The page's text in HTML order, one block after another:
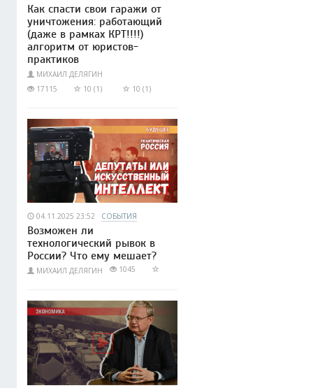
Как спасти свои гаражи от
уничтожения: работающий
(даже в рамках КРТ!!!!)
алгоритм от юристов-
практиков
МИХАИЛ ДЕЛЯГИН
17115
10 (1) 10 (1)
04.11.2025 23:52 СОБЫТИЯ
Возможен ли
технологический рывок в
России? Что ему мешает?
МИХАИЛ ДЕЛЯГИН 1045